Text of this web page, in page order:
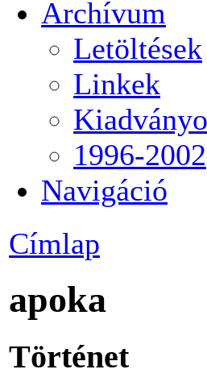
Archívum
Letöltések
Linkek
1996-2002
Navigáció
Címlap
apoka
Történet